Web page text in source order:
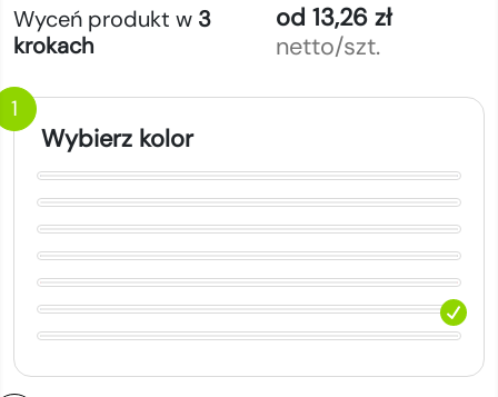
Wyceń produkt w 3
krokach
od 13,26 zł
netto/szt.
1
Wybierz kolor